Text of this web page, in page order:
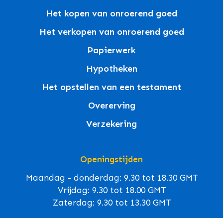
Het kopen van onroerend goed
Het verkopen van onroerend goed
Papierwerk
Hypotheken
Het opstellen van een testament
Overerving
Verzekering
Openingstijden
Maandag - donderdag: 9.30 tot 18.30 GMT
Vrijdag: 9.30 tot 18.00 GMT
Zaterdag: 9.30 tot 13.30 GMT